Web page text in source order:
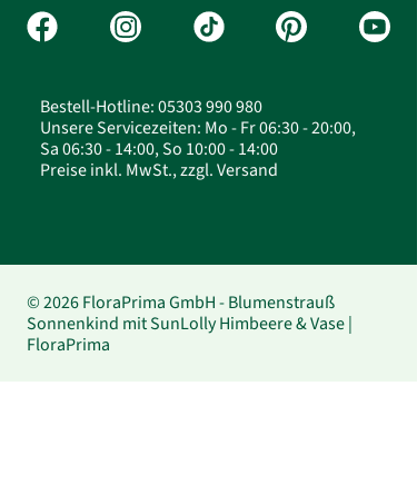
Bestell-Hotline: 05303 990 980
Unsere Servicezeiten: Mo - Fr 06:30 - 20:00,
Sa 06:30 - 14:00, So 10:00 - 14:00
Preise inkl. MwSt., zzgl. Versand
© 2026 FloraPrima GmbH - Blumenstrauß
Sonnenkind mit SunLolly Himbeere & Vase |
FloraPrima